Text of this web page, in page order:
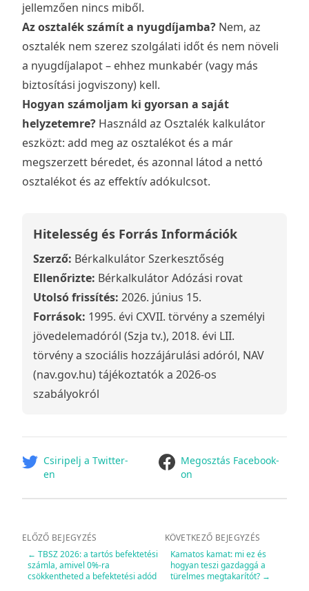
jellemzően nincs miből.
Az osztalék számít a nyugdíjamba? Nem, az
osztalék nem szerez szolgálati időt és nem növeli
a nyugdíjalapot – ehhez munkabér (vagy más
biztosítási jogviszony) kell.
Hogyan számoljam ki gyorsan a saját
helyzetemre? Használd az Osztalék kalkulátor
eszközt: add meg az osztalékot és a már
megszerzett béredet, és azonnal látod a nettó
osztalékot és az effektív adókulcsot.
Hitelesség és Forrás Információk
Szerző: Bérkalkulátor Szerkesztőség
Ellenőrizte: Bérkalkulátor Adózási rovat
Utolsó frissítés: 2026. június 15.
Források: 1995. évi CXVII. törvény a személyi
jövedelemadóról (Szja tv.), 2018. évi LII.
törvény a szociális hozzájárulási adóról, NAV
(nav.gov.hu) tájékoztatók a 2026-os
szabályokról
Csiripelj a Twitter-
en
facebookMegosztás Facebook-
on
ELŐZŐ BEJEGYZÉS
← TBSZ 2026: a tartós befektetési
számla, amivel 0%-ra
csökkentheted a befektetési adód
KÖVETKEZŐ BEJEGYZÉS
Kamatos kamat: mi ez és
hogyan teszi gazdaggá a
türelmes megtakarítót?→